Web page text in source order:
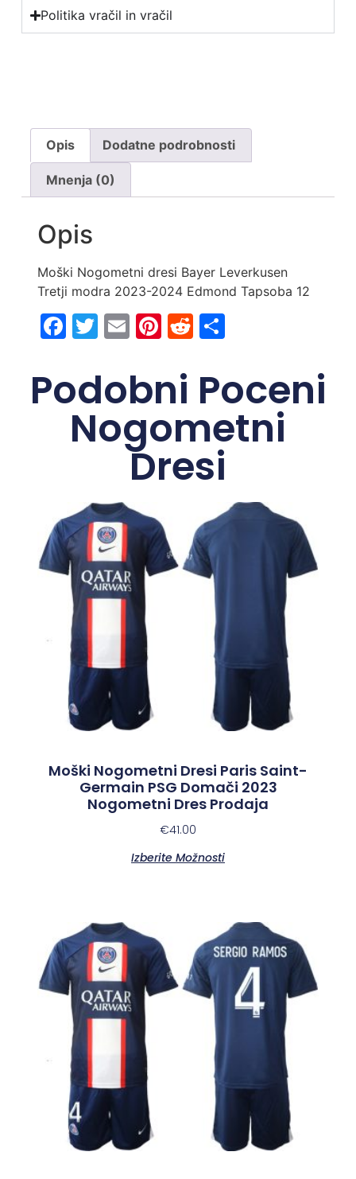
Politika vračil in vračil
Opis Dodatne podrobnosti
Mnenja (0)
Opis
Moški Nogometni dresi Bayer Leverkusen
Tretji modra 2023-2024 Edmond Tapsoba 12
Facebook
Twitter
EmailPinterest
Reddit
Share
Podobni Poceni
Nogometni
Dresi
Moški Nogometni Dresi Paris Saint-
Germain PSG Domači 2023
Nogometni Dres Prodaja
€41.00
Izberite Možnosti